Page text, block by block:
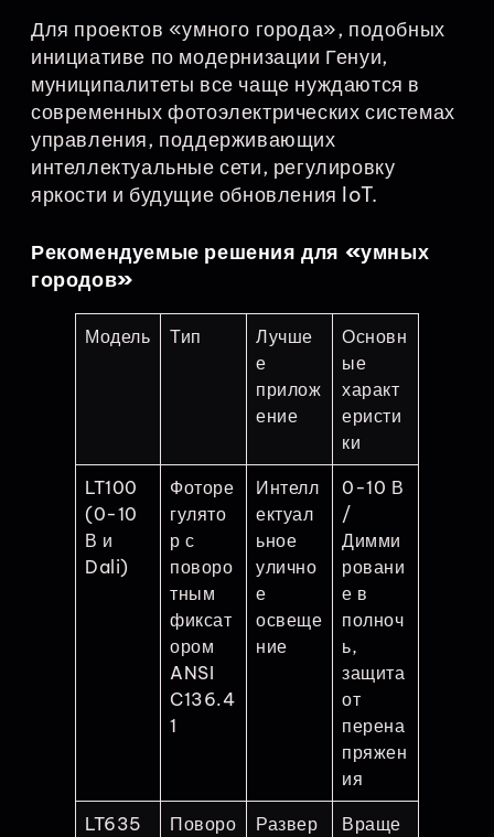
Для проектов «умного города», подобных
инициативе по модернизации Генуи,
муниципалитеты все чаще нуждаются в
современных фотоэлектрических системах
управления, поддерживающих
интеллектуальные сети, регулировку
яркости и будущие обновления IoT.
Рекомендуемые решения для «умных
городов»
Модель Тип
Лучше
е
прилож
ение
Основн
ые
характ
еристи
ки
LT100
(0-10
В и
Dali)
Фоторе
гулято
р с
поворо
тным
фиксат
ором
ANSI
C136.4
1
Интелл
ектуал
ьное
улично
е
освеще
ние
0-10 В
/
Димми
ровани
е в
полноч
ь,
защита
от
перена
пряжен
ия
LT635
Поворо
Развер
Враще